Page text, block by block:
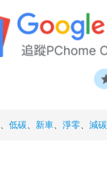
低碳 新車 淨零 減碳